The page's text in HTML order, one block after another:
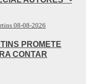
PROMETE
CONTAR